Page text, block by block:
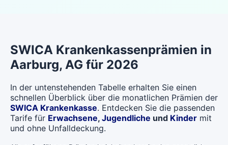
SWICA Krankenkassenprämien in
Aarburg, AG für 2026
In der untenstehenden Tabelle erhalten Sie einen
schnellen Überblick über die monatlichen Prämien der
SWICA Krankenkasse. Entdecken Sie die passenden
Tarife für Erwachsene, Jugendliche und Kinder mit
und ohne Unfalldeckung.